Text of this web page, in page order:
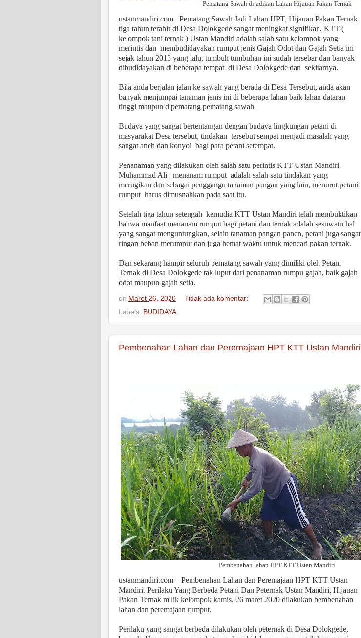
Pematang Sawah dijadikan Lahan Hijauan Pakan Ternak
ustanmandiri.com
Pematang Sawah Jadi Lahan HPT, Hijauan Pakan Ternak
tiga tahun terahir di Desa Dolokgede sangat meningkat signifikan, KTT (
kelompok tani ternak ) Ustan Mandiri adalah salah satu kelompok yang
merintis dan membudidayakan rumput jenis Gajah Odot dan Gajah Setia ini
sejak tahun 2013 yang lalu, tumbuh tumbuhan ini sudah tersebar dan banyak
dibudidayakan di beberapa tempat di Desa Dolokgede dan sekitarnya.
Bila anda berjalan jalan ke sawah yang berada di Desa Tersebut, anda akan
banyak menjumpai tanaman jenis ini di beberapa lahan baik lahan dataran
tinggi maupun dipematang pematang sawah.
Budaya yang sangat bertentangan dengan budaya lingkungan petani di
masyarakat Desa tersebut, tindakan tersebut sempat menjadi masalah yang
sangat aneh dan konyol bagi para petani setempat.
Penanaman yang dilakukan oleh salah satu perintis KTT Ustan Mandiri,
Muhammad Ali , menanam rumput adalah salah satu tindakan yang
merugikan dan sebagai penggangu tanaman pangan yang lain, menurut petani
rumput harus dimusnahkan pada saat itu.
Setelah tiga tahun setengah kemudia KTT Ustan Mandiri telah membuktikan
bahwa manfaat menanam rumput bagi petani dan ternak adalah sesuwatu hal
yang sangat menguntungkan, selain tanaman pangan panen, petani juga sangat
ringan beban merumput dan juga hemat waktu untuk mencari pakan ternak.
Dan sekarang hampir seluruh pematang sawah yang dimiliki oleh Petani
Ternak di Desa Dolokgede tak luput dari penanaman rumpu gajah, baik gajah
odot maupun gajah setia.
on Maret 26, 2020
Tidak ada komentar:
Labels: BUDIDAYA
Pembenahan Lahan dan Peremajaan HPT KTT Ustan Mandiri
Pembenahan lahan HPT KTT Ustan Mandiri
ustanmandiri.com
Pembenahan Lahan dan Peremajaan HPT KTT Ustan
Mandiri. Perilaku Yang Berbeda Petani Dan Peternak Ustan Mandiri, Hijauan
Pakan Ternak milik kelompok kamis, 26 maret 2020 dilakukan bembenahan
lahan dan peremajaan rumput.
Perilaku yang sangat berbeda dilakukan oleh peternak di Desa Dolokgede,